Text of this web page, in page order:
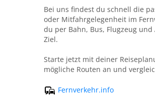
Bei uns findest du schnell die
oder Mitfahrgelegenheit im
du per Bahn, Bus, Flugzeug
Ziel.
Starte jetzt mit deiner
mögliche Routen an und
Fernverkehr.info